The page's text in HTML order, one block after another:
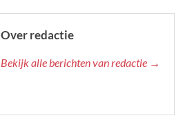
Over redactie
Bekijk alle berichten van redactie →